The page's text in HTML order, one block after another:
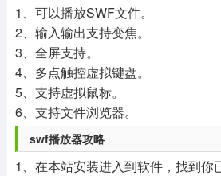
1、可以播放SWF文件。
2、输入输出支持变焦。
3、全屏支持。
4、多点触控虚拟键盘。
5、支持虚拟鼠标。
6、支持文件浏览器。
swf播放器攻略
1、在本站安装进入到软件，找到你